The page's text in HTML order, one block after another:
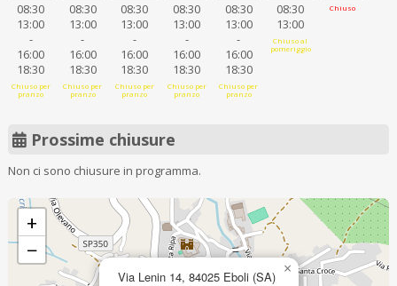
08:30
13:00
-
16:00
18:30
Chiuso per
pranzo
08:30
13:00
-
16:00
18:30
Chiuso per
pranzo
08:30
13:00
-
16:00
18:30
Chiuso per
pranzo
08:30
13:00
-
16:00
18:30
Chiuso per
pranzo
08:30
13:00
-
16:00
18:30
Chiuso per
pranzo
08:30
13:00
Chiuso al
pomeriggio
Chiuso
Prossime chiusure
Non ci sono chiusure in programma.
Via Lenin 14, 84025 Eboli (SA) ×
+
−